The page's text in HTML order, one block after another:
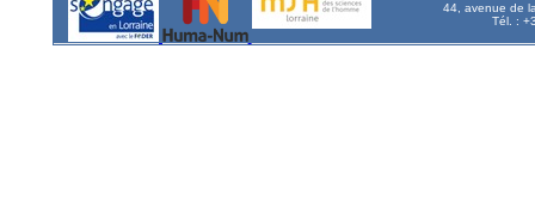
44, avenue de
Tél. :